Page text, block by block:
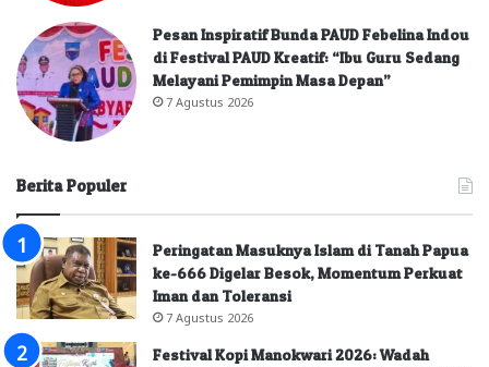
Pesan Inspiratif Bunda PAUD Febelina Indou
di Festival PAUD Kreatif: “Ibu Guru Sedang
Melayani Pemimpin Masa Depan”
7 Agustus 2026
Berita Populer
Peringatan Masuknya Islam di Tanah Papua
ke-666 Digelar Besok, Momentum Perkuat
Iman dan Toleransi
7 Agustus 2026
Festival Kopi Manokwari 2026: Wadah